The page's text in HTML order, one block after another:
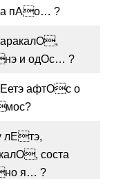
пАо… ?
и одОс… ?
афтОс о
лЕтэ,
соста
я… ?